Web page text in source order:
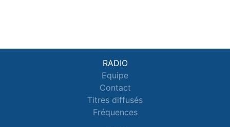
RADIO
Equipe
Contact
Titres diffusés
Fréquences